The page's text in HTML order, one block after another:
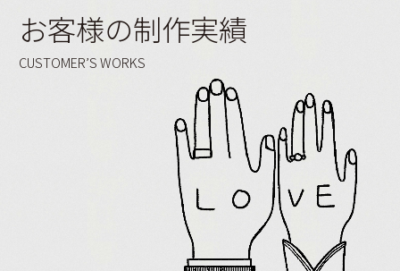
お客様の制作実績
CUSTOMER’S WORKS